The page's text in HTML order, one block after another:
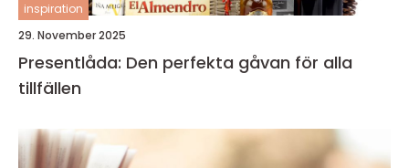
inspiration
29. November 2025
Presentlåda: Den perfekta gåvan för alla
tillfällen